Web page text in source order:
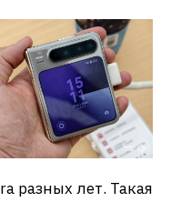
разных лет. Такая